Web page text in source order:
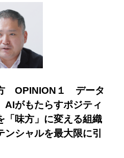
OPINION１ データ
AIがもたらすポジティ
味方」に変える組織
シャルを最大限に引